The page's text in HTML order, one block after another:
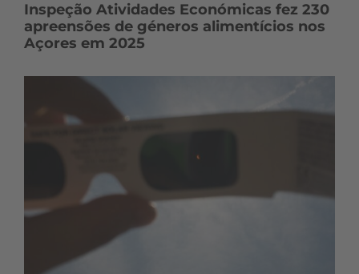
Inspeção Atividades Económicas fez 230
apreensões de géneros alimentícios nos
Açores em 2025